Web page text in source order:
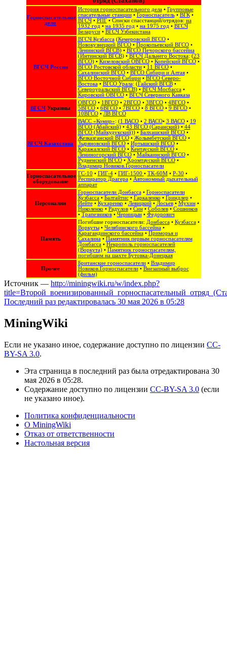
Горноспасательное
дело
История горноспасательного дела• Групповые
спасательные станции• Горноспасатель• ВГК•
ВГСЧ• РПГ• Списки спасстанций/отрядов: на
1932 год• на 1935 год• на 1975 год• ВГСЧ
Беларуси• ВГСЧ Узбекистана
ВГСЧ России
ВГСЧ Кузбасса(Кемеровский ВГСО•
Новокузнецкий ВГСО• Прокопьевский ВГСО•
Ленинский ВГСВ) • ВГСО Печорского бассейна
(Интинский ВГСВ) • ВГСЧ Дальнего Востока: (23
ВГСО) • Кизеловский ОВГСО• Копейский ВГСО•
ВГСО Ростовской области• 11 ВГСО•
Сахалинский ВГСО‎ • ВГСО Сибири и Алтая‎ •
ВГСО Восточной Сибири• ВГСО Северо-
Востока‎‎ • ВГСО Урала: (Гайский ВГСВ•
Североуральский ВГСВ) • ВГСЧ Мосбасса•
Кировский ОВГСО• ВГСЧ Северного Кавказа
ВГСЧ Украины
ОВГСО• 1ВГСО• 2ВГСО• 3ВГСО• 4ВГСО•
5ВГСО• 6ВГСО• 7ВГСО• 8 ВГСО• 9 ВГСО•
10ВГСО• ЛВ ВГСО
ВГСЧ Казахстана
ВАСС «Комир»: (1 ВАСО• 2 ВАСО• 3 ВАСО• 19
ВГСО (Абайский)• 43 ВГСО (Саранский)• 44
ВГСО (Майкудукский)) • Балхашский ВГСО•
Жезказганский ВГСО• Жолымбетский ВГСО•
Зыряновский ВГСО• Иртышский ВГСО•
Каражалский ВГСО• Кентауский ВГСО•
Лениногорский ВГСО• Майкаинский ВГСО•
Рудненский ВГСО• Хромтауский ВГСО•
Владимир Новиков.Горноспасатели
Горноспасательное
оборудование
ГС-10 • ГИГ-4• ГИГ-1500 • ТК-60М• Р-30 •
Респиратор Драгера• Автономный дыхательный
аппарат
Персоналии
Горноспасатели Донбасса• Горноспасатели
Кузбасса• Балтайтис• Гаркаленко • Гриндлер •
Иейте• Кухаренко • Левицкий• Лосьев• Мухин•
Николенко • Радулов• Син• Соболев• Сошников
• Трапезников• Черницын• Федорович
Память
Погибшие горноспасатели: Донбасса• Кузбасса•
Воркуты• Челябинского бассейна•
Карагандинского бассейна• Приморья и
Сахалина• Памятник первым горноспасателям
Донбасса• Некрополь горноспасателей
(Воркута)• Памятник горноспасателям,
погибшим на шахте Бутовка-Донецкая
Прочее
Британские горноспасатели• Владимир
Новиков.Горноспасатели• Внезапный выброс
(фильм)
Источник — http://miningwiki.ru/w/index.php?
Последний раз редактировалась 30 мая 2026 в 05:28
MiningWiki
Если не указано иное, содержание доступно по лицензии CC-
BY-SA 3.0.
Эта страница в последний раз была отредактирована 30
мая 2026 в 05:28.
Содержание доступно по лицензии CC-BY-SA 3.0 (если
не указано иное).
Политика конфиденциальности
О MiningWiki
Отказ от ответственности
Настольная версия